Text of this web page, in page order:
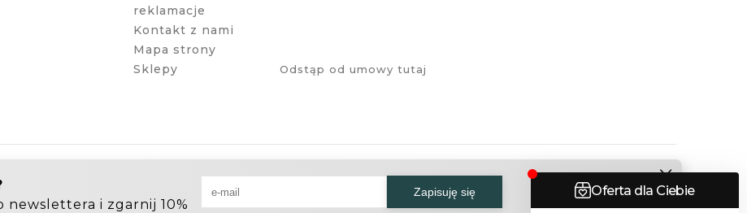
reklamacje
Kontakt z nami
Mapa strony
Sklepy
Odstąp od umowy tutaj